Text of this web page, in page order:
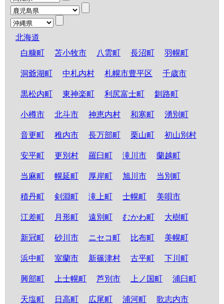
北海道
白糠町
苫小牧市 八雲町 長沼町 羽幌町
洞爺湖町 中札内村 札幌市豊平区 千歳市
黒松内町 東神楽町 利尻富士町 釧路町
小樽市 北斗市 神恵内村 和寒町 湧別町
音更町 稚内市 長万部町 栗山町 初山別村
安平町 更別村 羅臼町 滝川市 蘭越町
当麻町 幌延町 厚岸町 旭川市 当別町
積丹町 剣淵町 滝上町 士幌町 美唄市
江差町 月形町 遠別町 むかわ町 大樹町
新冠町 砂川市 ニセコ町 比布町 美幌町
浜中町 室蘭市 新篠津村 古平町 下川町
興部町 上士幌町 芦別市 上ノ国町 浦臼町
天塩町 日高町 広尾町 浦河町 歌志内市